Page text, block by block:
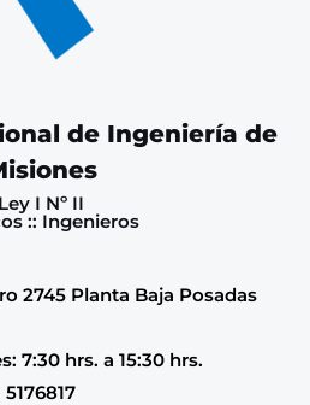
de Ingeniería de
Ley I Nº II
:: Ingenieros
2745 Planta Baja Posadas
7:30 hrs. a 15:30 hrs.